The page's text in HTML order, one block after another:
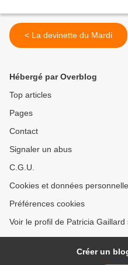
< La devinette du Mardi
Hébergé par Overblog
Top articles
Pages
Contact
Signaler un abus
C.G.U.
Cookies et données
Préférences cookies
Voir le profil de Patricia
Créer un